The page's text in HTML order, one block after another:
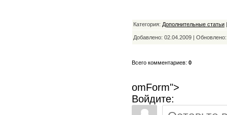
Категория: Дополнительные статьи
Добавлено: 02.04.2009 |
Всего комментариев: 0
omForm">
Войдите: